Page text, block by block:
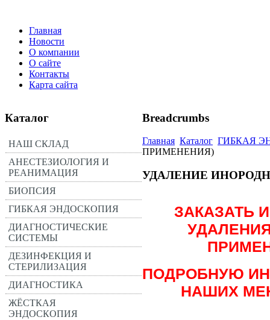
Главная
Новости
О компании
О сайте
Контакты
Карта сайта
Каталог
НАШ СКЛАД
АНЕСТЕЗИОЛОГИЯ И
РЕАНИМАЦИЯ
БИОПСИЯ
ГИБКАЯ ЭНДОСКОПИЯ
ДИАГНОСТИЧЕСКИЕ
СИСТЕМЫ
ДЕЗИНФЕКЦИЯ И
СТЕРИЛИЗАЦИЯ
ДИАГНОСТИКА
ЖЁСТКАЯ
ЭНДОСКОПИЯ
Breadcrumbs
Главная Каталог ГИБКАЯ
ПРИМЕНЕНИЯ)
УДАЛЕНИЕ
ЗАКАЗАТЬ
ПОДРОБНУЮ
НАШИХ